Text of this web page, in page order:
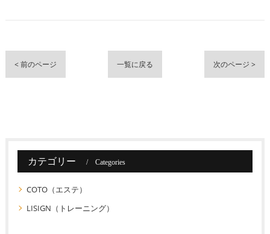
< 前のページ 一覧に戻る 次のページ >
カテゴリー Categories
COTO（エステ）
LISIGN（トレーニング）